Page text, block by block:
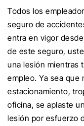
Todos los
seguro de
entra en vigor
de este seguro,
una lesión mientras
empleo. Ya sea que
estacionamiento,
oficina, se aplaste
lesión por esfuerzo